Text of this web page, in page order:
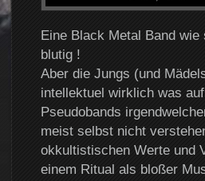
Eine Black Metal Band
blutig !
Aber die Jungs (und
intellektuel wirklich was
Pseudobands
meist selbst nicht
okkultistischen Werte und
einem Ritual als bloßer